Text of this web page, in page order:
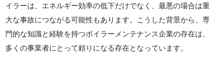
イラーは、エネルギー効率の低下だけでなく、最悪の場合は重
大な事故につながる可能性もあります。こうした背景から、専
門的な知識と経験を持つボイラーメンテナンス企業の存在は、
多くの事業者にとって頼りになる存在となっています。